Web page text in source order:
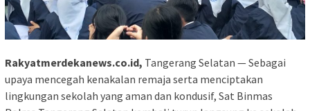
Rakyatmerdekanews.co.id, Tangerang Selatan — Sebagai
upaya mencegah kenakalan remaja serta menciptakan
lingkungan sekolah yang aman dan kondusif, Sat Binmas